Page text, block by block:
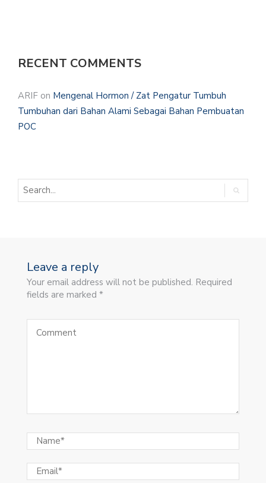
RECENT COMMENTS
ARIF on Mengenal Hormon / Zat Pengatur Tumbuh
Tumbuhan dari Bahan Alami Sebagai Bahan Pembuatan
POC
Leave a reply
Your email address will not be published. Required
fields are marked *